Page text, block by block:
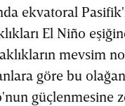
ekvatoral
El Niño
mevsim
göre bu
güçlenmesine